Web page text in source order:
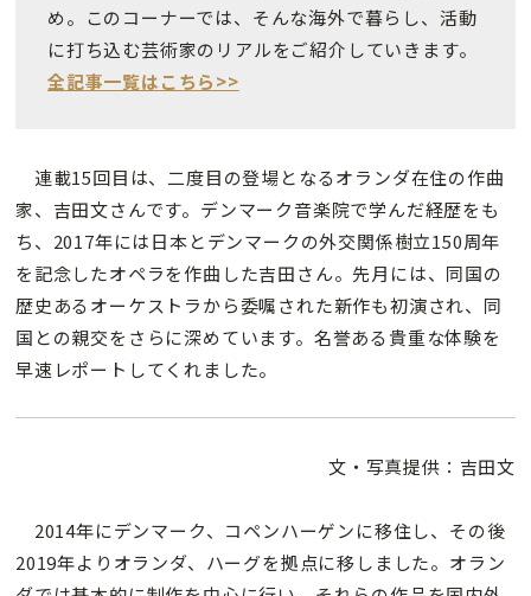
め。このコーナーでは、そんな海外で暮らし、活動
に打ち込む芸術家のリアルをご紹介していきます。
全記事一覧はこちら>>
連載15回目は、二度目の登場となるオランダ在住の作曲
家、吉田文さんです。デンマーク音楽院で学んだ経歴をも
ち、2017年には日本とデンマークの外交関係樹立150周年
を記念したオペラを作曲した吉田さん。先月には、同国の
歴史あるオーケストラから委嘱された新作も初演され、同
国との親交をさらに深めています。名誉ある貴重な体験を
早速レポートしてくれました。
文・写真提供：吉田文
2014年にデンマーク、コペンハーゲンに移住し、その後
2019年よりオランダ、ハーグを拠点に移しました。オラン